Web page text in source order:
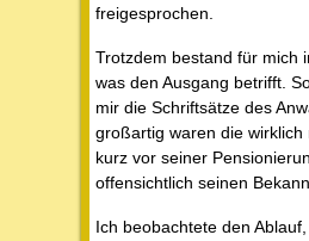
freigesprochen.
Trotzdem bestand für mich
was den Ausgang betrifft.
mir die Schriftsätze des
großartig waren die wirklich
kurz vor seiner
offensichtlich seinen
Ich beobachtete den